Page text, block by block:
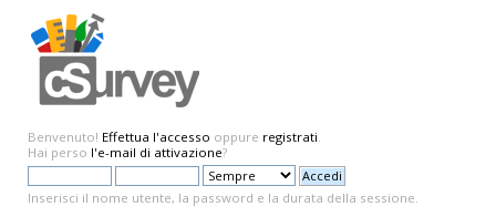
Benvenuto! Effettua l'accesso oppure registrati.
Hai perso l'e-mail di attivazione?
Inserisci il nome utente, la password e la durata della sessione.